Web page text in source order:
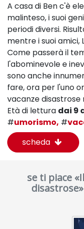
A casa di Ben c'è
malinteso, i suoi
periodi diversi.
mentre i suoi amici,
Come passerà il
l'abominevole e
sono anche
fare, ora per l'uno
vacanze disastrose
Età di lettura dai 9
#umorismo, #
scheda
se ti piace